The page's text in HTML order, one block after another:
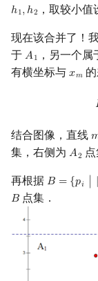
DP 优化
其它 DP 方法
后缀树
Manacher
回文树
最小表示法
Lyndon 分解
Main–Lorentz 算法
线性规划
抽象代数
概率论
数值算法
序理论
杨氏矩阵
二叉搜索树 & 平
跳表
可持久化数据结
K-D Tree
动态树
析合树
PQ 树
最小环
2-SAT
欧拉图
二分图
平面图
弦图
图的着色
Garsia–Wachs 算
15-puzzle
Kahan 求和
珂朵莉树/颜色段
空间优化简介
ℎ1,ℎ2
h1, h2 ，取较小值
现在该合并了！
于 𝐴1
A1 ，另一个属
有横坐标与 𝑥𝑚
xm
结合图像，直线
集，右侧为 𝐴2
A2 点
再根据 𝐵 = {𝑝𝑖 ∣ |
B= {p i | |
𝐵
B 点集．